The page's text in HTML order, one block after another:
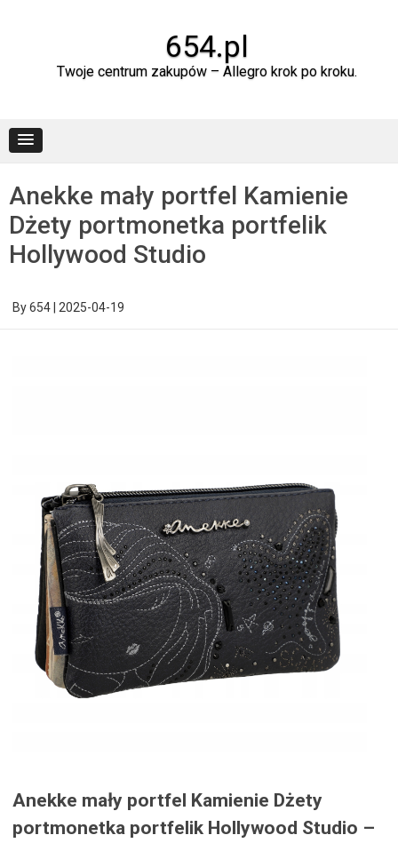
654.pl
Twoje centrum zakupów – Allegro krok po kroku.
Anekke mały portfel Kamienie
Dżety portmonetka portfelik
Hollywood Studio
By654 2025-04-19
Anekke mały portfel Kamienie Dżety
portmonetka portfelik Hollywood Studio –